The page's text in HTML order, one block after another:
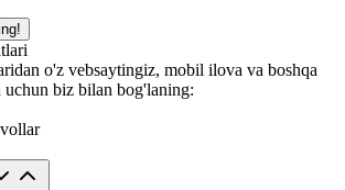
o'z vebsaytingiz, mobil ilova va boshqa
biz bilan bog'laning: